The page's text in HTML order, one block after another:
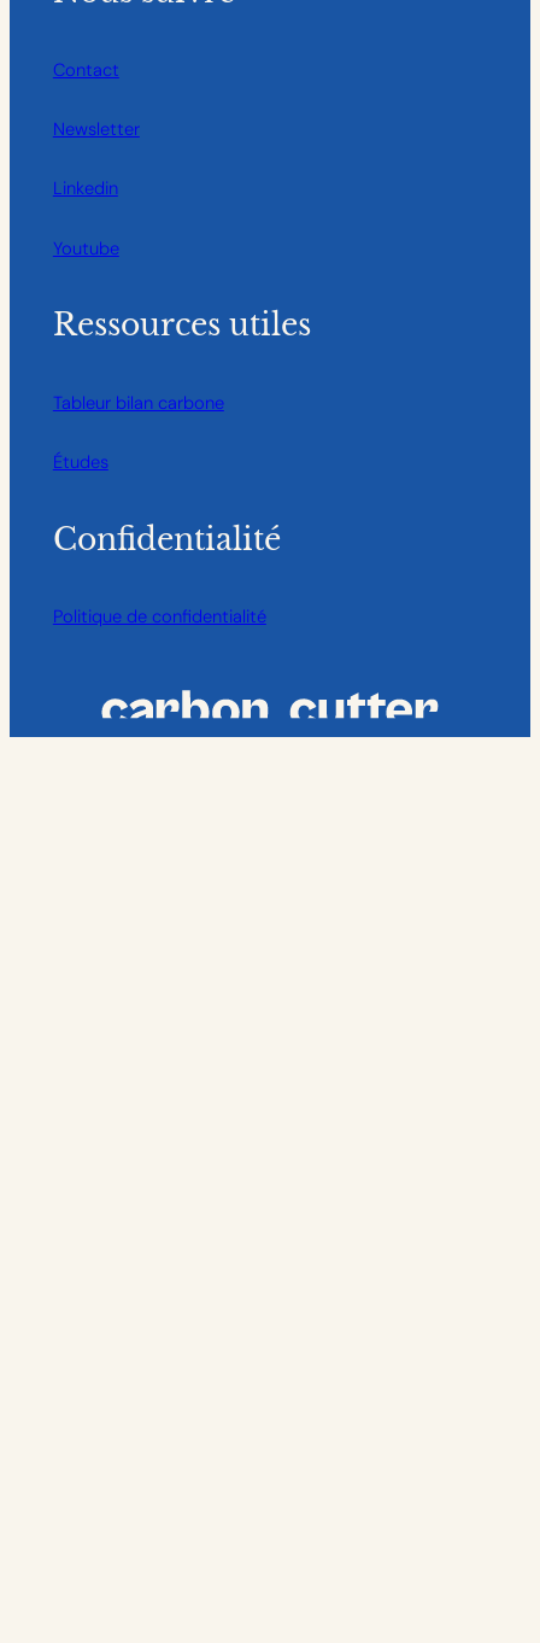
Contact
Newsletter
Linkedin
Youtube
Ressources utiles
Tableur bilan carbone
Études
Confidentialité
Politique de confidentialité